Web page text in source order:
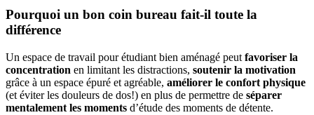
Pourquoi un bon coin bureau fait-il toute la
différence
Un espace de travail pour étudiant bien aménagé peut favoriser la
concentration en limitant les distractions, soutenir la motivation
grâce à un espace épuré et agréable, améliorer le confort physique
(et éviter les douleurs de dos!) en plus de permettre de séparer
mentalement les moments d’étude des moments de détente.